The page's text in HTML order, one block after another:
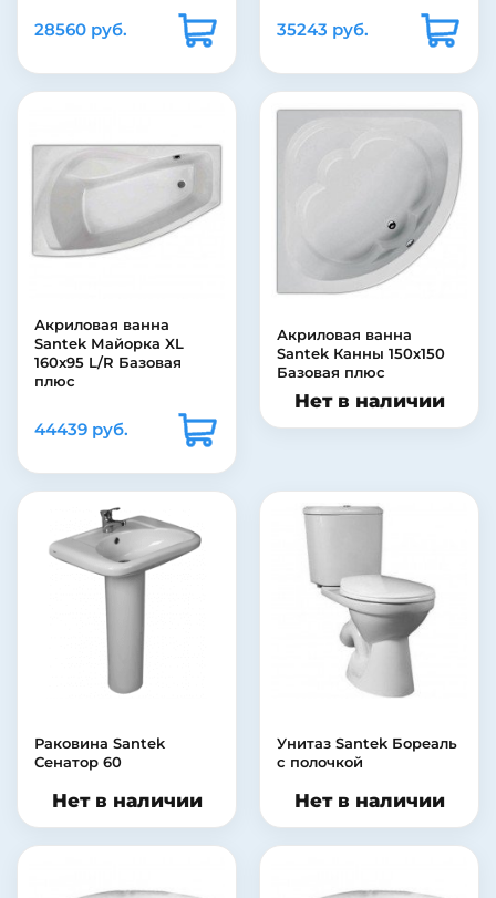
28560 руб. 35243 руб.
Акриловая ванна
Santek Майорка XL
160х95 L/R Базовая
плюс
44439 руб.
Акриловая ванна
Santek Канны 150х150
Базовая плюс
Нет в наличии
Раковина Santek
Сенатор 60
Нет в наличии
Унитаз Santek Бореаль
с полочкой
Нет в наличии